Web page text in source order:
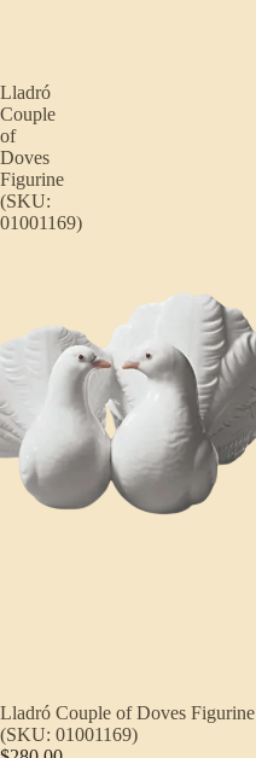
Lladró
Couple
of
Doves
Figurine
(SKU:
01001169)
Lladró Couple of Doves Figurine
(SKU: 01001169)